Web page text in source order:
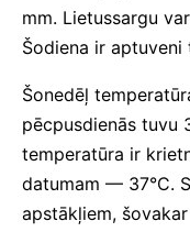
mm. Lietussargu
Šodiena ir aptuveni
Šonedēļ
pēcpusdienās tuvu
temperatūra ir
datumam — 37°C.
apstākļiem,